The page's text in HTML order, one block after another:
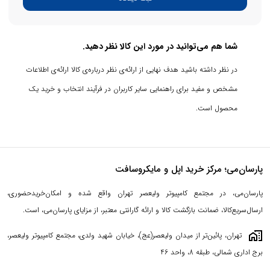
گیگاهرتز، عملکردی قدرتمند برای کارهای سنگین مانند ویرایش ویدیو،
قابلیت مجازی‌سازی تا 8 گیگابایت، برای طراحی گرافیکی و اجرای
برنامه‌های سبک گرافیکی مناسب است.
سرفیس پرو 10 معمولاْ با سیستم‌عامل ویندوز 11 پرو اورجینال عرضه
می‌شود که تجربه‌ای یکپارچه و امن را ارائه می‌دهد.
شما هم می‌توانید در مورد این کالا نظر دهید.
در نظر داشته باشید هدف نهایی از ارائه‌ی نظر درباره‌ی کالا ارائه‌ی اطلاعات
مشخص و مفید برای راهنمایی سایر کاربران در فرآیند انتخاب و خرید یک
محصول است.
پارسان‌می؛ مرکز خرید اپل و مایکروسافت
پارسان‌می، در مجتمع کامپیوتر ولیعصر تهران واقع شده و امکان‌خریدحضوری،
ارسال‌سریع‌کالا، ضمانت بازگشت کالا و ارائه گارانتی معتبر، از مزایای پارسان‌می، است.
maps_home_work
تهران، پائین‌تر از میدان ولیعصر(عج)، خیابان شهید ولدی، مجتمع کامپیوتر ولیعصر،
برج اداری شمالی، طبقه 8، واحد 46